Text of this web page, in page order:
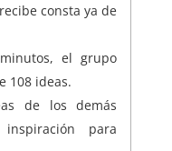
consta ya de
el grupo
108 ideas.
de los demás
para